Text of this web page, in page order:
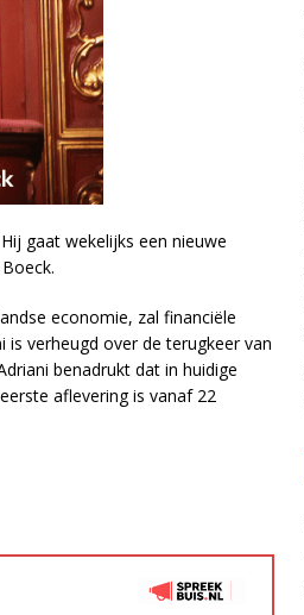
gaat wekelijks een nieuwe
economie, zal financiële
verheugd over de terugkeer van
benadrukt dat in huidige
aflevering is vanaf 22